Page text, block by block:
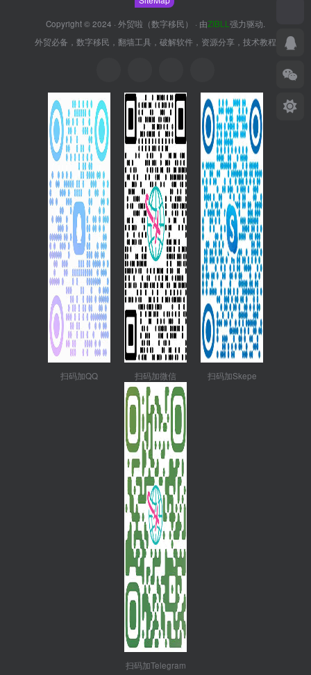
Copyright © 2024 · 外贸啦（数字移民） · 由ZIBLL 强力驱动.
外贸必备，数字移民，翻墙工具，破解软件，资源分享，技术教程
扫码加QQ 扫码加微信 扫码加Skepe
扫码加Telegram